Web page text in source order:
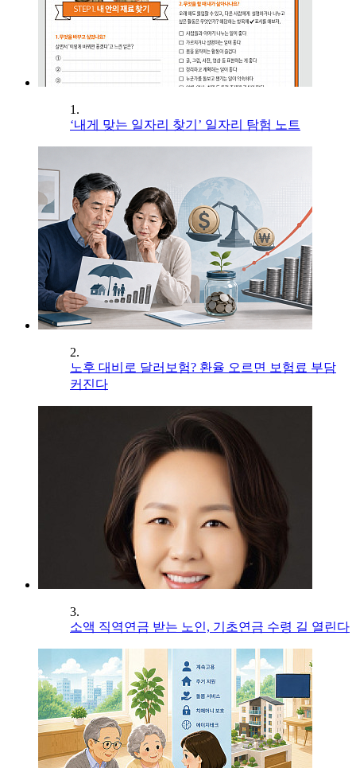
1.
‘내게 맞는 일자리 찾기’ 일자리 탐험 노트
2.
노후 대비로 달러보험? 환율 오르면 보험료 부담
커진다
3.
소액 직역연금 받는 노인, 기초연금 수령 길 열린다